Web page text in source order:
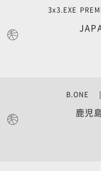
3x3.EXE
鹿児
B.ONE |